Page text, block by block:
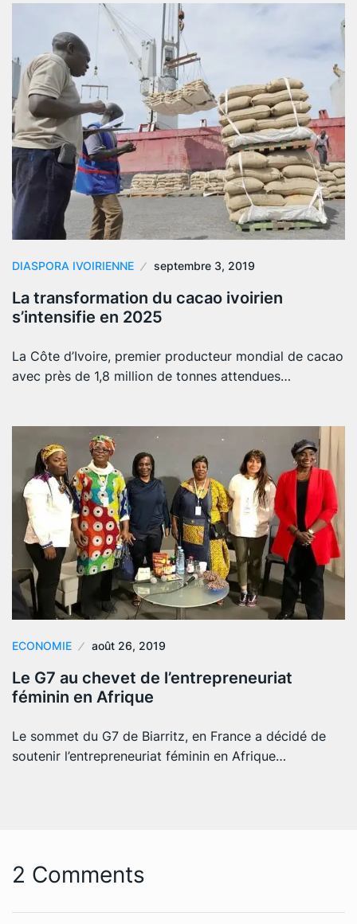
DIASPORA IVOIRIENNE septembre 3, 2019
La transformation du cacao ivoirien
s’intensifie en 2025
La Côte d’Ivoire, premier producteur mondial de cacao
avec près de 1,8 million de tonnes attendues…
ECONOMIE août 26, 2019
Le G7 au chevet de l’entrepreneuriat
féminin en Afrique
Le sommet du G7 de Biarritz, en France a décidé de
soutenir l’entrepreneuriat féminin en Afrique…
2 Comments